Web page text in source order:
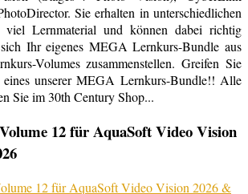
Sie erhalten in unterschiedlichen
viel Lernmaterial und können dabei richtig
Ihr eigenes MEGA Lernkurs-Bundle aus
Volumes zusammenstellen. Greifen Sie
unserer MEGA Lernkurs-Bundle!! Alle
Sie im 30th Century Shop...
12 für AquaSoft Video Vision